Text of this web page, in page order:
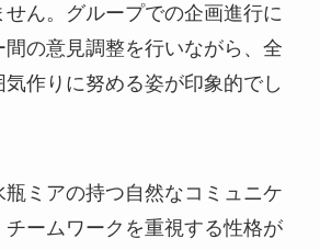
ん。グループでの企画進行に
の意見調整を行いながら、全
気作りに努める姿が印象的でし
瓶ミアの持つ自然なコミュニケ
チームワークを重視する性格が